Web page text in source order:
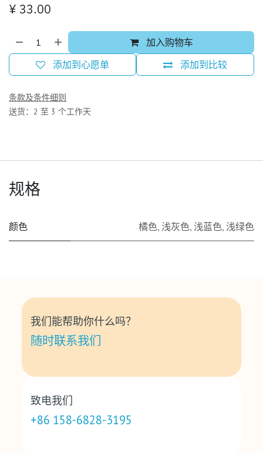
¥ 33.00
加入购物车
添加到比较
添加到心愿单
条款及条件细则
送货：2 至 3 个工作天
规格
颜色 橘色 浅灰色 浅蓝色 浅绿色
我们能帮助你什么吗？
随时联系我们
致电我们
+86 158-6828-3195